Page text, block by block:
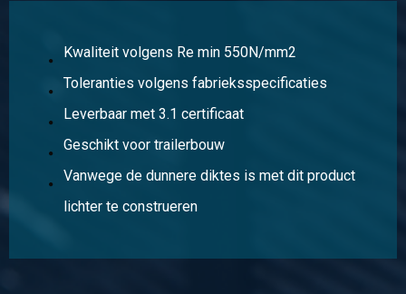
Kwaliteit volgens Re min 550N/mm2
Toleranties volgens fabrieksspecificaties
Leverbaar met 3.1 certificaat
Geschikt voor trailerbouw
Vanwege de dunnere diktes is met dit product
lichter te construeren